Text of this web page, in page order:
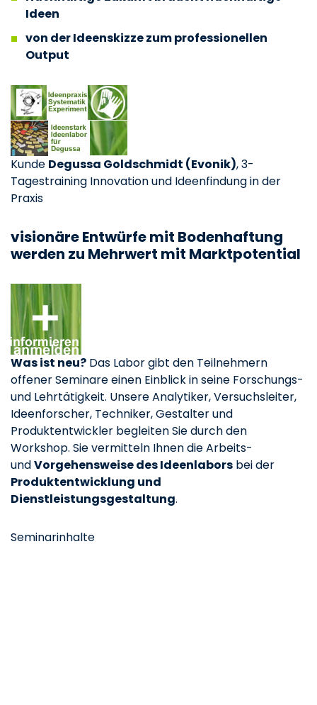
Ideen
von der Ideenskizze zum professionellen
Output
Kunde Degussa Goldschmidt (Evonik), 3-
Tagestraining Innovation und Ideenfindung in der
Praxis
visionäre Entwürfe mit Bodenhaftung
werden zu Mehrwert mit Marktpotential
Was ist neu? Das Labor gibt den Teilnehmern
offener Seminare einen Einblick in seine Forschungs-
und Lehrtätigkeit. Unsere Analytiker, Versuchsleiter,
Ideenforscher, Techniker, Gestalter und
Produktentwickler begleiten Sie durch den
Workshop. Sie vermitteln Ihnen die Arbeits-
undVorgehensweise des Ideenlabors bei der
Produktentwicklung und
Dienstleistungsgestaltung.
Seminarinhalte